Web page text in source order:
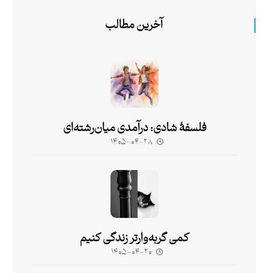
آخرین مطالب
فلسفۀ شادی: درآمدی میان‌رشته‌ای
۱۴۰۵-۰۴-۲۸
کمی گربه‌وارتر زندگی کنیم
۱۴۰۵-۰۴-۲۰